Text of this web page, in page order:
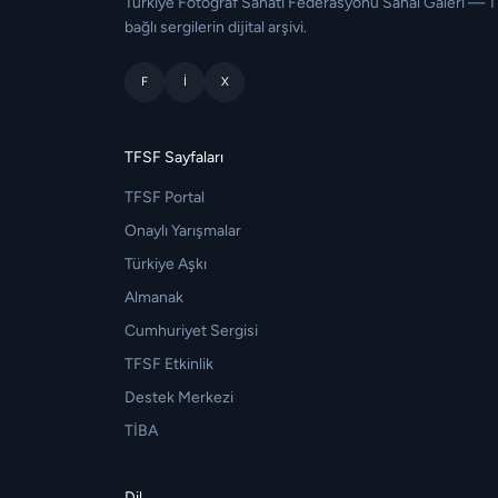
bağlı sergilerin dijital arşivi.
F I X
TFSF Sayfaları
TFSF Portal
Onaylı Yarışmalar
Türkiye Aşkı
Almanak
Cumhuriyet Sergisi
TFSF Etkinlik
Destek Merkezi
TİBA